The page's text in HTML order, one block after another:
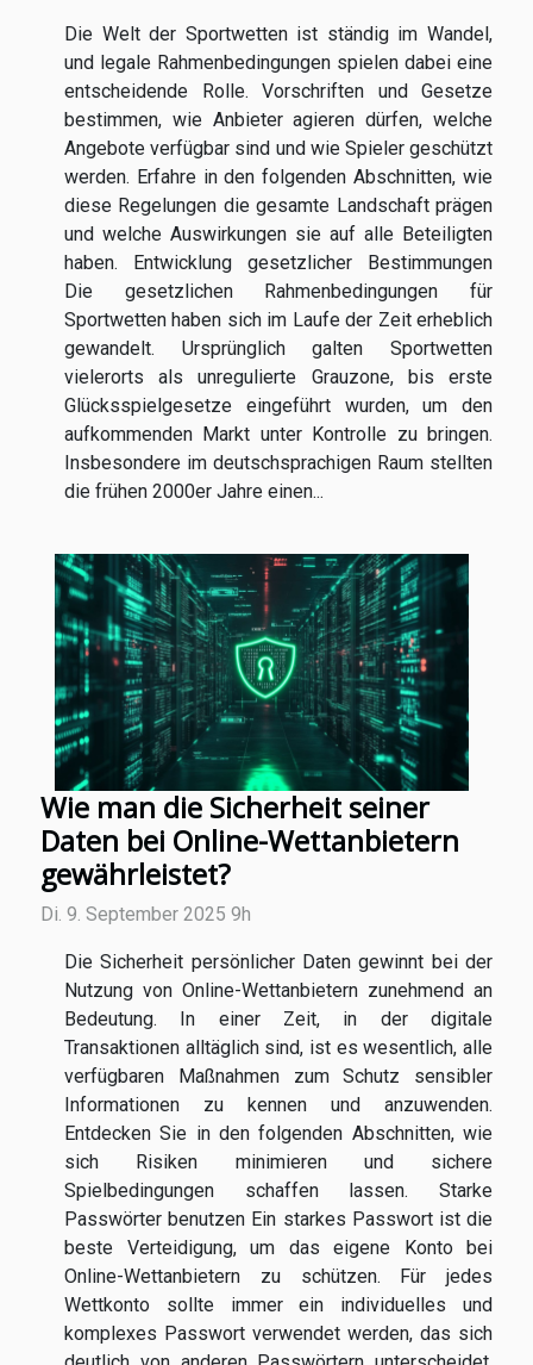
Die Welt der Sportwetten ist ständig im Wandel,
und legale Rahmenbedingungen spielen dabei eine
entscheidende Rolle. Vorschriften und Gesetze
bestimmen, wie Anbieter agieren dürfen, welche
Angebote verfügbar sind und wie Spieler geschützt
werden. Erfahre in den folgenden Abschnitten, wie
diese Regelungen die gesamte Landschaft prägen
und welche Auswirkungen sie auf alle Beteiligten
haben. Entwicklung gesetzlicher Bestimmungen
Die gesetzlichen Rahmenbedingungen für
Sportwetten haben sich im Laufe der Zeit erheblich
gewandelt. Ursprünglich galten Sportwetten
vielerorts als unregulierte Grauzone, bis erste
Glücksspielgesetze eingeführt wurden, um den
aufkommenden Markt unter Kontrolle zu bringen.
Insbesondere im deutschsprachigen Raum stellten
die frühen 2000er Jahre einen...
Wie man die Sicherheit seiner
Daten bei Online-Wettanbietern
gewährleistet?
Di. 9. September 2025 9h
Die Sicherheit persönlicher Daten gewinnt bei der
Nutzung von Online-Wettanbietern zunehmend an
Bedeutung. In einer Zeit, in der digitale
Transaktionen alltäglich sind, ist es wesentlich, alle
verfügbaren Maßnahmen zum Schutz sensibler
Informationen zu kennen und anzuwenden.
Entdecken Sie in den folgenden Abschnitten, wie
sich Risiken minimieren und sichere
Spielbedingungen schaffen lassen. Starke
Passwörter benutzen Ein starkes Passwort ist die
beste Verteidigung, um das eigene Konto bei
Online-Wettanbietern zu schützen. Für jedes
Wettkonto sollte immer ein individuelles und
komplexes Passwort verwendet werden, das sich